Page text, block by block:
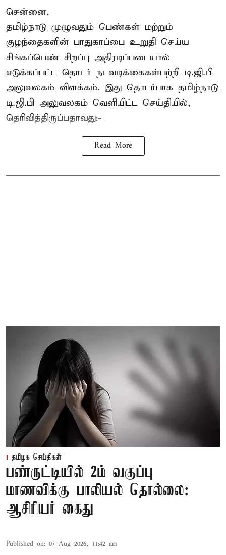
சென்னை,
தமிழ்நாடு முழுவதும் பெண்கள் மற்றும்
குழந்தைகளின் பாதுகாப்பை உறுதி செய்ய
சிங்கப்பெண் சிறப்பு அதிரடிப்படையால்
எடுக்கப்பட்ட தொடர் நடவடிக்கைகள்பற்றி டி.ஜி.பி
அலுவலகம் விளக்கம். இது தொடர்பாக தமிழ்நாடு
டி.ஜி.பி அலுவலகம் வெளியிட்ட செய்தியில்,
தெரிவித்திருப்பதாவது:-
Read More
தமிழக செய்திகள்
பண்ருட்டியில் 2ம் வகுப்பு
மாணவிக்கு பாலியல் தொல்லை:
ஆசிரியர் கைது
Published on: 07 Aug 2026, 11:42 am